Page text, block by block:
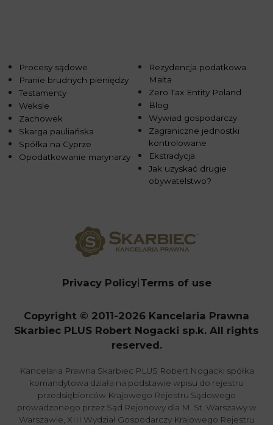
Procesy sądowe
Pranie brudnych pieniędzy
Testamenty
Weksle
Zachowek
Skarga pauliańska
Spółka na Cyprze
Opodatkowanie marynarzy
Rezydencja podatkowa
Malta
Zero Tax Entity Poland
Blog
Wywiad gospodarczy
Zagraniczne jednostki
kontrolowane
Ekstradycja
Jak uzyskać drugie
obywatelstwo?
Privacy Policy Terms of use
Copyright © 2011-2026 Kancelaria Prawna
Skarbiec PLUS Robert Nogacki sp.k. All rights
reserved.
Kancelaria Prawna Skarbiec PLUS Robert Nogacki spółka
komandytowa działa na podstawie wpisu do rejestru
przedsiębiorców Krajowego Rejestru Sądowego
prowadzonego przez Sąd Rejonowy dla M. St. Warszawy w
Warszawie, XIII Wydział Gospodarczy Krajowego Rejestru